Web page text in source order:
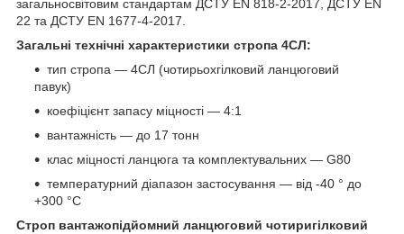
загальносвітовим стандартам ДСТУ EN 818-2-2017, ДСТУ EN
22 та ДСТУ EN 1677-4-2017.
Загальні технічні характеристики стропа 4СЛ:
тип стропа — 4СЛ (чотирьохгілковий ланцюговий
павук)
коефіцієнт запасу міцності — 4:1
вантажність — до 17 тонн
клас міцності ланцюга та комплектувальних — G80
температурний діапазон застосування — від -40 ° до
+300 °С
Строп вантажопідйомний ланцюговий чотиригілковий